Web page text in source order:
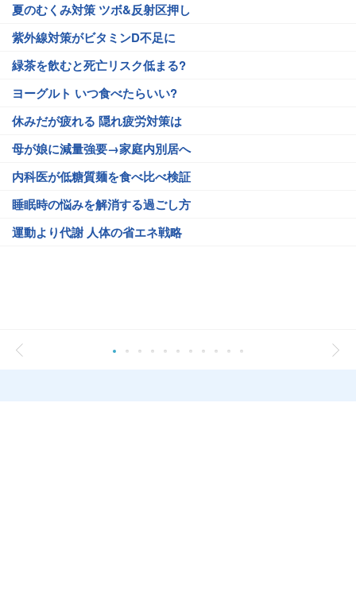
夏のむくみ対策 ツボ&反射区押し
紫外線対策がビタミンD不足に
緑茶を飲むと死亡リスク低まる?
ヨーグルト いつ食べたらいい?
休みだが疲れる 隠れ疲労対策は
母が娘に減量強要→家庭内別居へ
内科医が低糖質麺を食べ比べ検証
睡眠時の悩みを解消する過ごし方
運動より代謝 人体の省エネ戦略